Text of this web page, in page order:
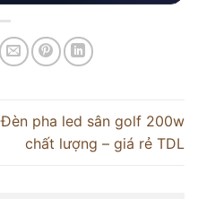
Đèn pha led sân golf 200w
chất lượng – giá rẻ TDL